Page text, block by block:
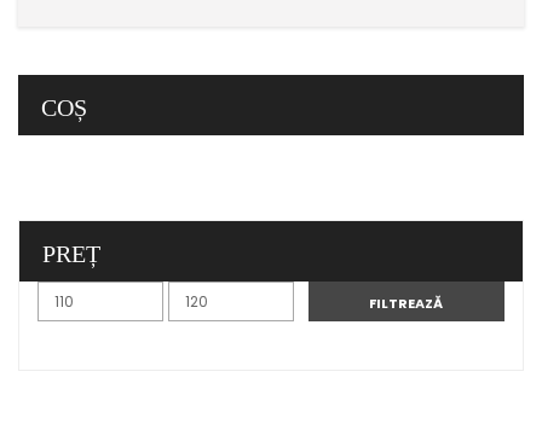
COȘ
PREȚ
FILTREAZĂ